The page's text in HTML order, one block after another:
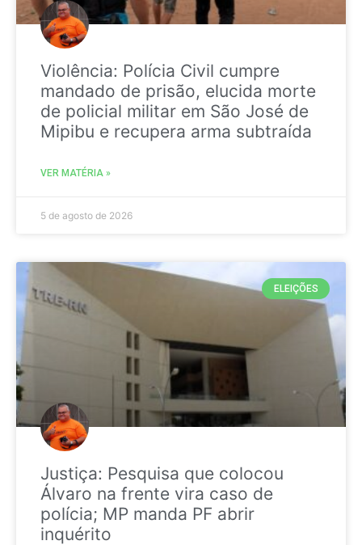
Violência: Polícia Civil cumpre
mandado de prisão, elucida morte
de policial militar em São José de
Mipibu e recupera arma subtraída
VER MATÉRIA »
5 de agosto de 2026
ELEIÇÕES
Justiça: Pesquisa que colocou
Álvaro na frente vira caso de
polícia; MP manda PF abrir
inquérito